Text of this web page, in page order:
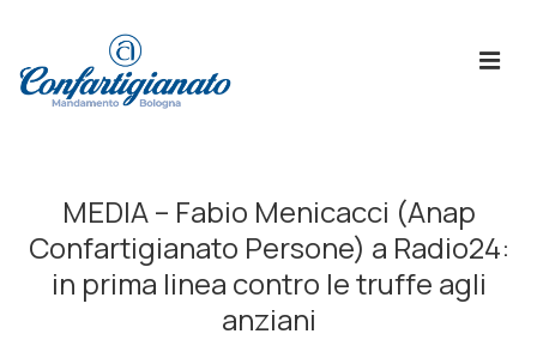
Principale
MEDIA – Fabio Menicacci (Anap
Confartigianato Persone) a Radio24:
in prima linea contro le truffe agli
anziani